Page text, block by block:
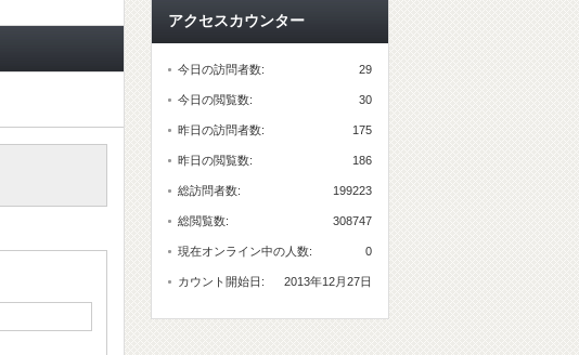
アクセスカウンター
29
今日の訪問者数:
30
今日の閲覧数:
175
昨日の訪問者数:
186
昨日の閲覧数:
199223
総訪問者数:
308747
総閲覧数:
0
現在オンライン中の人数:
2013年12月27日
カウント開始日: